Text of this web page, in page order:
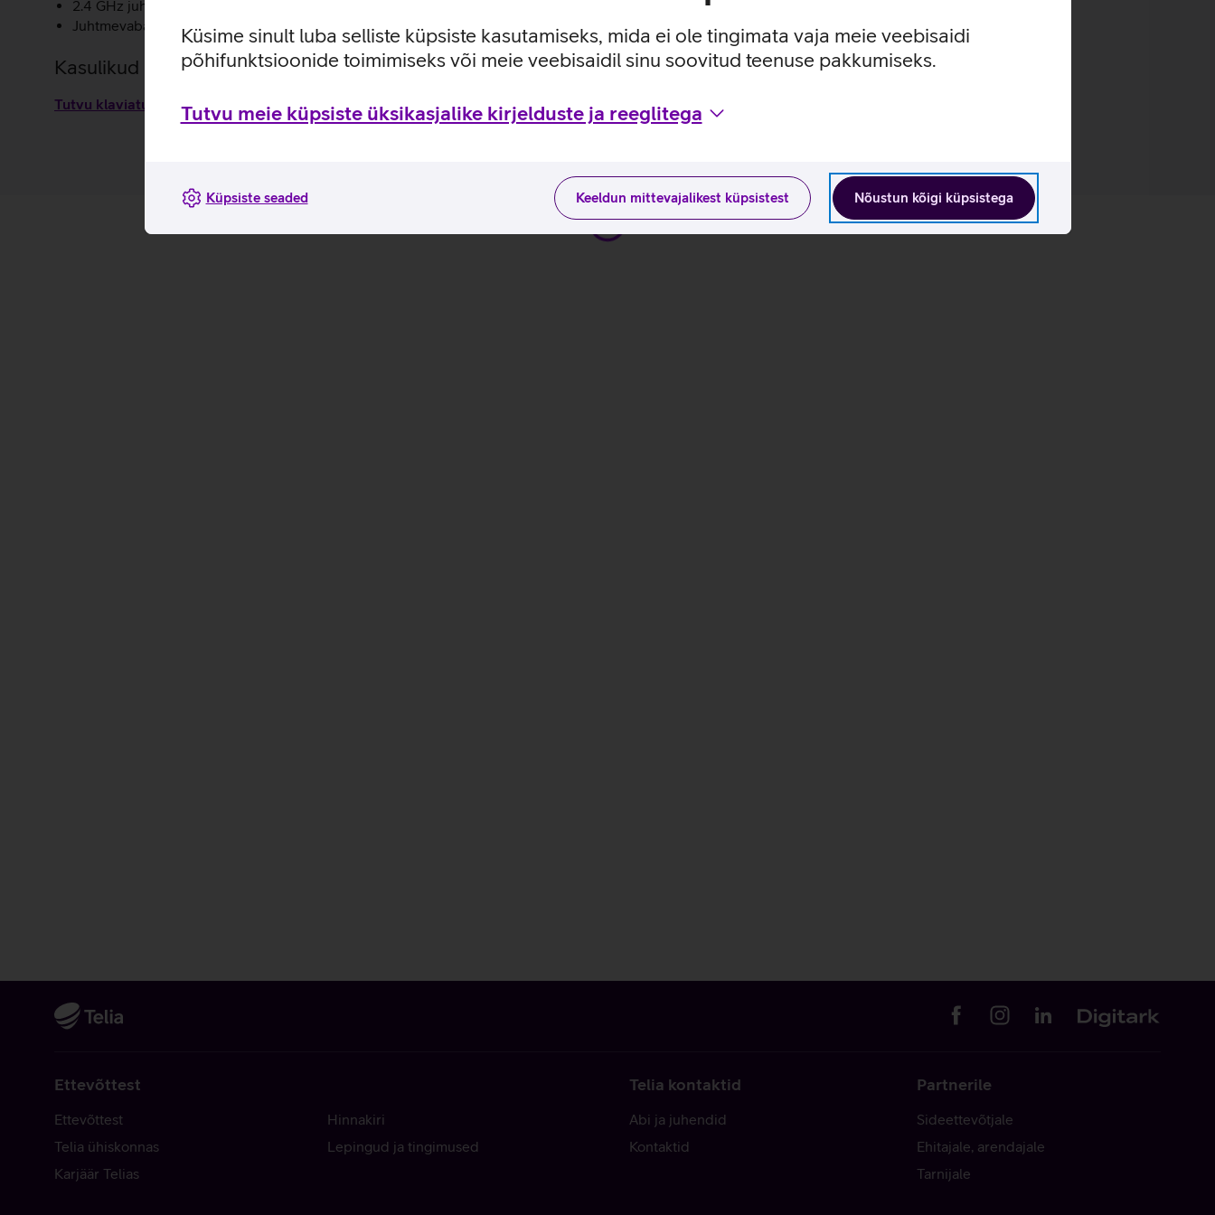
Küsime sinult luba selliste küpsiste kasutamiseks, mida ei ole tingimata vaja meie veebisaidi
põhifunktsioonide toimimiseks või meie veebisaidil sinu soovitud teenuse pakkumiseks.
Tutvu meie küpsiste üksikasjalike kirjelduste ja reeglitega
Nõustun kõigi küpsistega
Keeldun mittevajalikest küpsistest
Küpsiste seaded
2.4 GHz juhtmevaba ühendus tagab stabiilse ja viivituseta kasutuskogemuse.
Juhtmevabal hiirel on võimalik valida täpsust kolmes ulatuses: 800, 1000, 1600 dpi.
Kasulikud lingid
Tutvu klaviatuurikomplekti Asus CW100 omaduste ja kasutusviisidega tootja kodulehel
Ettevõttest
Ettevõttest
Telia ühiskonnas
Karjäär Telias
Hinnakiri
Lepingud ja tingimused
Telia kontaktid
Abi ja juhendid
Kontaktid
Partnerile
Sideettevõtjale
Ehitajale, arendajale
Tarnijale